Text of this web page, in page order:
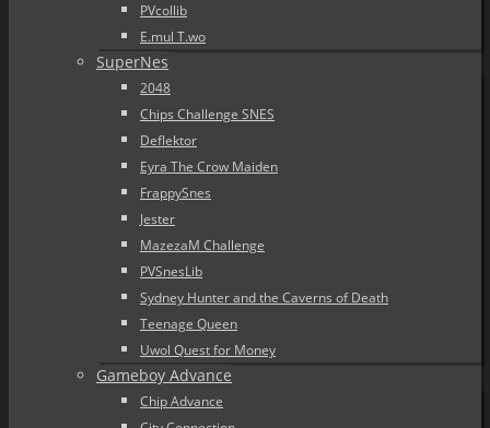
PVcollib
E.mul T.wo
SuperNes
2048
Chips Challenge SNES
Deflektor
Eyra The Crow Maiden
FrappySnes
Jester
MazezaM Challenge
PVSnesLib
Sydney Hunter and the Caverns of Death
Teenage Queen
Uwol Quest for Money
Gameboy Advance
Chip Advance